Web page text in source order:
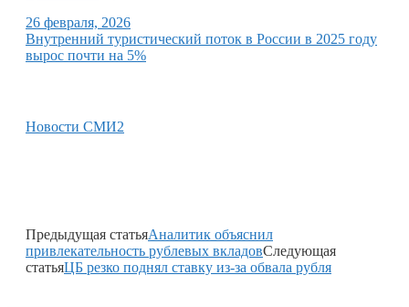
26 февраля, 2026
Внутренний туристический поток в России в 2025 году
вырос почти на 5%
Новости СМИ2
Предыдущая статьяАналитик объяснил
привлекательность рублевых вкладовСледующая
статьяЦБ резко поднял ставку из-за обвала рубля